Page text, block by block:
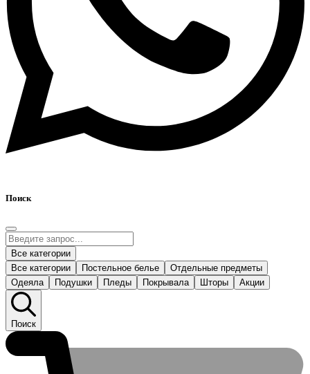
Поиск
Все категории
Все категории
Постельное белье
Отдельные предметы
Одеяла
Подушки Пледы Покрывала Шторы Акции
Поиск